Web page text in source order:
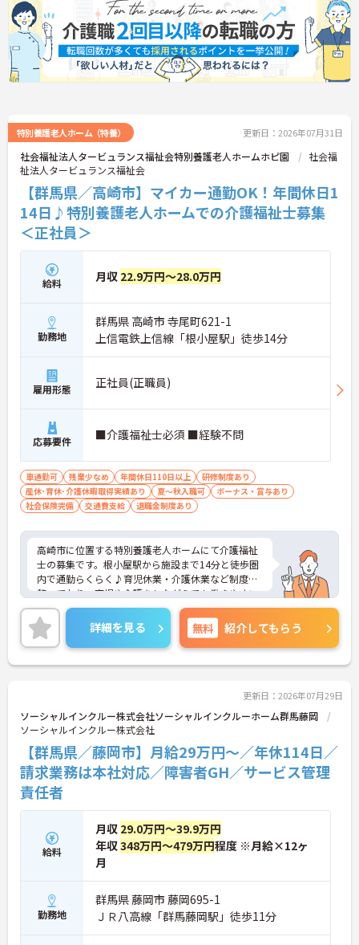
特別養護老人ホーム（特養） 更新日：2026年07月31日
社会福祉法人タービュランス福祉会特別養護老人ホームホピ園
社会福
祉法人タービュランス福祉会
【群馬県／高崎市】マイカー通勤OK！年間休日1
14日♪特別養護老人ホームでの介護福祉士募集
＜正社員＞
給料 月収 22.9万円～28.0万円
勤務地
群馬県 高崎市 寺尾町621-1
上信電鉄上信線「根小屋駅」徒歩14分
雇用形態 正社員(正職員)
応募要件 ■介護福祉士必須 ■経験不問
車通勤可 残業少なめ 年間休日110日以上
研修制度あり
産休･育休･介護休暇取得実績あり
夏～秋入職可
ボーナス・賞与あり
社会保険完備
交通費支給 退職金制度あり
高崎市に位置する特別養護老人ホームにて介護福祉
士の募集です。根小屋駅から施設まで14分と徒歩圏
内で通勤らくらく♪育児休業・介護休業など制度が
整っており、育児や介護をしながらでも働きやすい
職場です！ご興味ある方は面接ポイントをお伝えし
ますので、お気軽にご連絡ください。
詳細を見る 無料 紹介してもらう
更新日：2026年07月29日
ソーシャルインクルー株式会社ソーシャルインクルーホーム群馬藤岡
ソーシャルインクルー株式会社
【群馬県／藤岡市】月給29万円～／年休114日／
請求業務は本社対応／障害者GH／サービス管理
責任者
給料
月収 29.0万円～39.9万円
年収348万円～479万円程度 ※月給×12ヶ
月
勤務地
群馬県 藤岡市 藤岡695-1
ＪＲ八高線「群馬藤岡駅」徒歩11分